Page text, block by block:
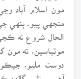
مون اسلام آباد
منجهي پيو. ٻنهي
الحال شروع نه
موٽياسين، ته
دوست مليو، جيڪو
آهي. ساڻس ڳالهه